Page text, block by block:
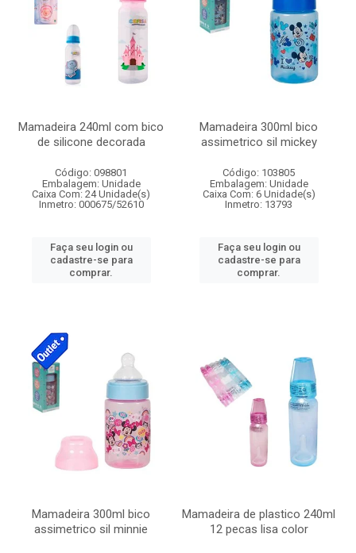
Mamadeira 240ml com bico
de silicone decorada
Código: 098801
Embalagem: Unidade
Caixa Com: 24 Unidade(s)
Inmetro: 000675/52610
Faça seu login ou
cadastre-se para
comprar.
Mamadeira 300ml bico
assimetrico sil mickey
Código: 103805
Embalagem: Unidade
Caixa Com: 6 Unidade(s)
Inmetro: 13793
Faça seu login ou
cadastre-se para
comprar.
Mamadeira 300ml bico
assimetrico sil minnie
Mamadeira de plastico 240ml
12 pecas lisa color